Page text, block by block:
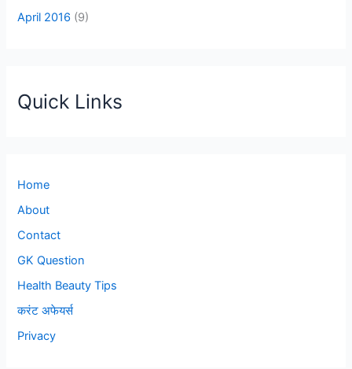
April 2016 (9)
Quick Links
Home
About
Contact
GK Question
Health Beauty Tips
करंट अफेयर्स
Privacy